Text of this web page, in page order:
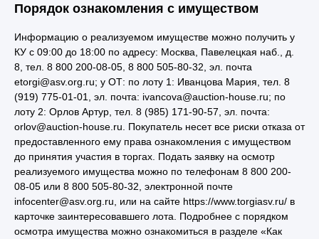
Порядок ознакомления с имуществом
Информацию о реализуемом имуществе можно получить у
КУ с 09:00 до 18:00 по адресу: Москва, Павелецкая наб., д.
8, тел. 8 800 200-08-05, 8 800 505-80-32, эл. почта
etorgi@asv.org.ru; у ОТ: по лоту 1: Иванцова Мария, тел. 8
(919) 775-01-01, эл. почта: ivancova@auction-house.ru; по
лоту 2: Орлов Артур, тел. 8 (985) 171-90-57, эл. почта:
orlov@auction-house.ru. Покупатель несет все риски отказа от
предоставленного ему права ознакомления с имуществом
до принятия участия в торгах. Подать заявку на осмотр
реализуемого имущества можно по телефонам 8 800 200-
08-05 или 8 800 505-80-32, электронной почте
infocenter@asv.org.ru, или на сайте https://www.torgiasv.ru/ в
карточке заинтересовавшего лота. Подробнее с порядком
осмотра имущества можно ознакомиться в разделе «Как